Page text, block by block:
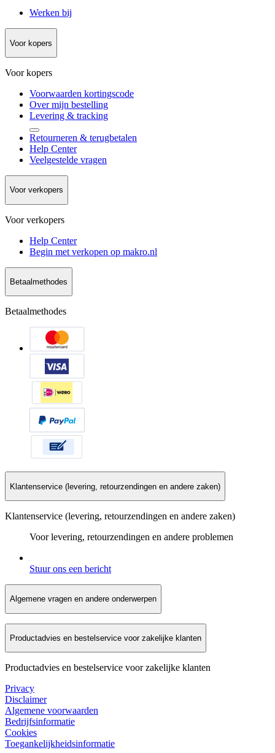
Werken bij
Voor kopers
Voor kopers
Voorwaarden kortingscode
Over mijn bestelling
Levering & tracking
Retourneren & terugbetalen
Help Center
Veelgestelde vragen
Voor verkopers
Voor verkopers
Help Center
Begin met verkopen op makro.nl
Betaalmethodes
Betaalmethodes
Klantenservice (levering, retourzendingen en andere zaken)
Klantenservice (levering, retourzendingen en andere zaken)
Voor levering, retourzendingen en andere problemen
Stuur ons een bericht
Algemene vragen en andere onderwerpen
Productadvies en bestelservice voor zakelijke klanten
Productadvies en bestelservice voor zakelijke klanten
Privacy
Disclaimer
Algemene voorwaarden
Bedrijfsinformatie
Cookies
Toegankelijkheidsinformatie